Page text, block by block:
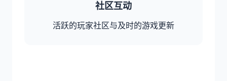
社区互动
活跃的玩家社区与及时的游戏更新